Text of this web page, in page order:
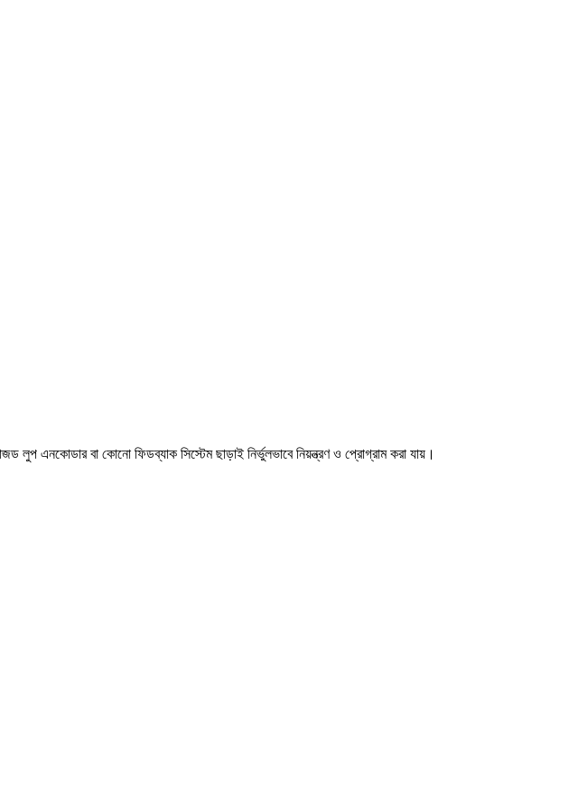
লুপ এনকোডার বা কোনো ফিডব্যাক সিস্টেম ছাড়াই নির্ভুলভাবে নিয়ন্ত্রণ ও প্রোগ্রাম করা যায়।